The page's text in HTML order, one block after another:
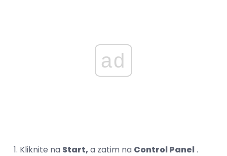
ad
Kliknite na Start, a zatim na Control Panel.